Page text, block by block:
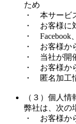
ため
・ 本サービ
・ お客様に
・ Facebook
・ お客様か
・ 当社が開
・ お客様か
・ 匿名加工
（３）個人
弊社は、次の
・ お客様か